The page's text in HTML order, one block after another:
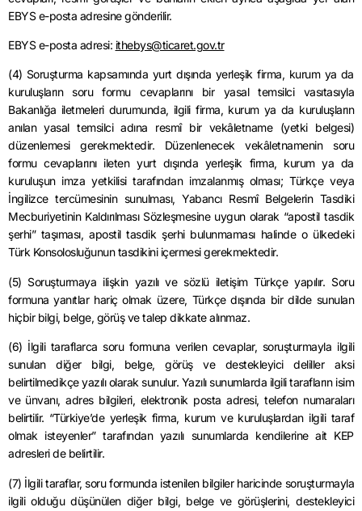
EBYS e-posta adresine gönderilir.
EBYS e-posta adresi: ithebys@ticaret.gov.tr
(4) Soruşturma kapsamında yurt dışında yerleşik firma, kurum ya da
kuruluşların soru formu cevaplarını bir yasal temsilci vasıtasıyla
Bakanlığa iletmeleri durumunda, ilgili firma, kurum ya da kuruluşların
anılan yasal temsilci adına resmî bir vekâletname (yetki belgesi)
düzenlemesi gerekmektedir. Düzenlenecek vekâletnamenin soru
formu cevaplarını ileten yurt dışında yerleşik firma, kurum ya da
kuruluşun imza yetkilisi tarafından imzalanmış olması; Türkçe veya
İngilizce tercümesinin sunulması, Yabancı Resmî Belgelerin Tasdiki
Mecburiyetinin Kaldırılması Sözleşmesine uygun olarak “apostil tasdik
şerhi” taşıması, apostil tasdik şerhi bulunmaması halinde o ülkedeki
Türk Konsolosluğunun tasdikini içermesi gerekmektedir.
(5) Soruşturmaya ilişkin yazılı ve sözlü iletişim Türkçe yapılır. Soru
formuna yanıtlar hariç olmak üzere, Türkçe dışında bir dilde sunulan
hiçbir bilgi, belge, görüş ve talep dikkate alınmaz.
(6) İlgili taraflarca soru formuna verilen cevaplar, soruşturmayla ilgili
sunulan diğer bilgi, belge, görüş ve destekleyici deliller aksi
belirtilmedikçe yazılı olarak sunulur. Yazılı sunumlarda ilgili tarafların isim
ve ünvanı, adres bilgileri, elektronik posta adresi, telefon numaraları
belirtilir. “Türkiye’de yerleşik firma, kurum ve kuruluşlardan ilgili taraf
olmak isteyenler” tarafından yazılı sunumlarda kendilerine ait KEP
adresleri de belirtilir.
(7) İlgili taraflar, soru formunda istenilen bilgiler haricinde soruşturmayla
ilgili olduğu düşünülen diğer bilgi, belge ve görüşlerini, destekleyici